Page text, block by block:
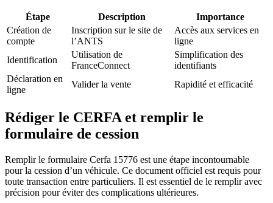
Étape Description
Importance
Création de
compte
Inscription sur le site de
l’ANTS
Accès aux services en
ligne
Identification
Utilisation de
FranceConnect
Simplification des
identifiants
Déclaration en
ligne
Valider la vente Rapidité et efficacité
Rédiger le CERFA et remplir le
formulaire de cession
Remplir le formulaire Cerfa 15776 est une étape incontournable
pour la cession d’un véhicule. Ce document officiel est requis pour
toute transaction entre particuliers. Il est essentiel de le remplir avec
précision pour éviter des complications ultérieures.